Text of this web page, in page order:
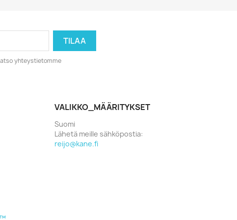
yhteystietomme
VALIKKO_MÄÄRITYKSET
Suomi
Lähetä meille sähköpostia:
reijo@kane.fi